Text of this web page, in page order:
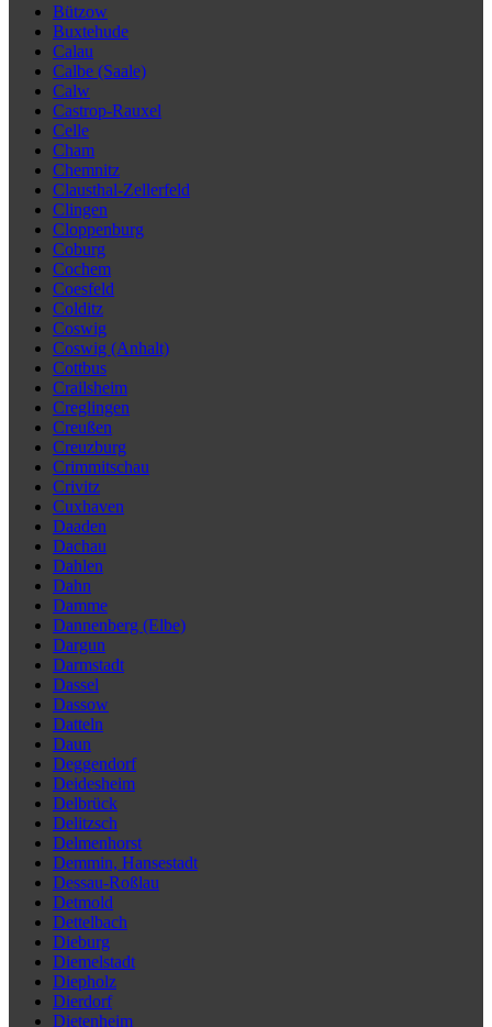
Bützow
Buxtehude
Calau
Calbe (Saale)
Calw
Castrop-Rauxel
Celle
Cham
Chemnitz
Clausthal-Zellerfeld
Clingen
Cloppenburg
Coburg
Cochem
Coesfeld
Colditz
Coswig
Coswig (Anhalt)
Cottbus
Crailsheim
Creglingen
Creußen
Creuzburg
Crimmitschau
Crivitz
Cuxhaven
Daaden
Dachau
Dahlen
Dahn
Damme
Dannenberg (Elbe)
Dargun
Darmstadt
Dassel
Dassow
Datteln
Daun
Deggendorf
Deidesheim
Delbrück
Delitzsch
Delmenhorst
Demmin, Hansestadt
Dessau-Roßlau
Detmold
Dettelbach
Dieburg
Diemelstadt
Diepholz
Dierdorf
Dietenheim